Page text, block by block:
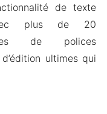
de texte
plus de 20
de polices
ultimes qui